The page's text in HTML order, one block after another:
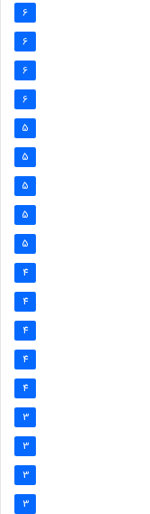
6
6
6
6
5
5
5
5
5
4
4
4
4
4
3
3
3
3